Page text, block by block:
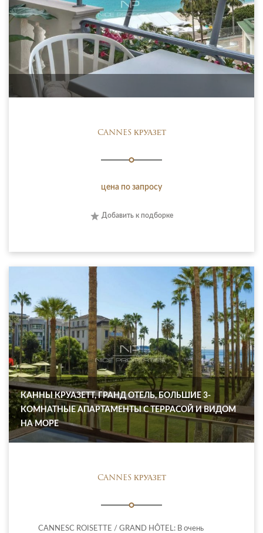
CANNES КРУАЗЕТ
цена по запросу
Добавить к подборке
КАННЫ КРУАЗЕТТ, ГРАНД ОТЕЛЬ, БОЛЬШИЕ 3-
КОМНАТНЫЕ АПАРТАМЕНТЫ С ТЕРРАСОЙ И ВИДОМ
НА МОРЕ
CANNES КРУАЗЕТ
CANNESC ROISETTE / GRAND HÔTEL: В очень